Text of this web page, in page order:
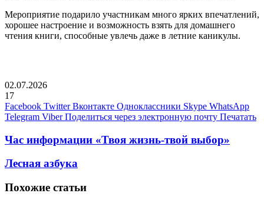
Мероприятие подарило участникам много ярких впечатлений,
хорошее настроение и возможность взять для домашнего
чтения книги, способные увлечь даже в летние каникулы.
02.07.2026
17
Facebook Twitter Вконтакте Одноклассники Skype WhatsApp
Telegram Viber Поделиться через электронную почту Печатать
Час информации «Твоя жизнь-твой выбор»
Лесная азбука
Похожие статьи